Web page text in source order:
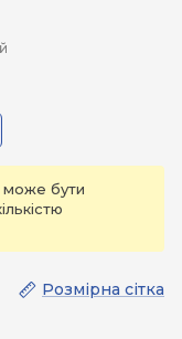
може бути
Розмірна сітка